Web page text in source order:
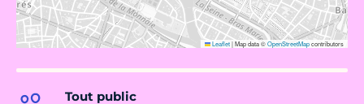
Leaflet|Map data ©OpenStreetMapcontributors
Tout public